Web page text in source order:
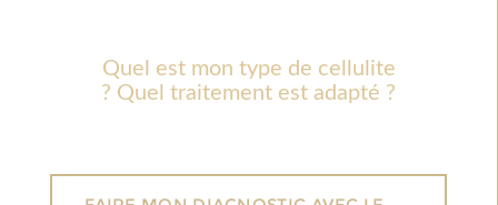
Quel est mon type de cellulite
? Quel traitement est adapté ?